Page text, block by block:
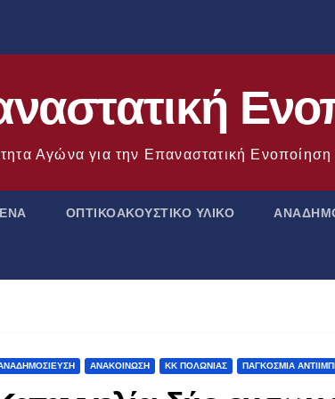
Αγώνα για την Επαναστατική
ΟΠΤΙΚΟΑΚΟΥΣΤΙΚΟ ΥΛΙΚΟ
ΑΝΑΚΟΊΝΩΣΗ ΚΚ ΠΟΛΩΝΊΑΣ ΠΑΓΚΌΣΜΙΑ